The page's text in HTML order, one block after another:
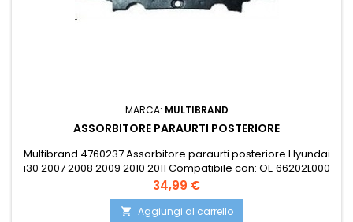
MARCA: MULTIBRAND
ASSORBITORE PARAURTI POSTERIORE
Multibrand 4760237 Assorbitore paraurti posteriore Hyundai
i30 2007 2008 2009 2010 2011 Compatibile con: OE 66202L000
OE 866202L000 PRASCO HN0401052OE
Prezzo
34,99 €
 Aggiungi al carrello